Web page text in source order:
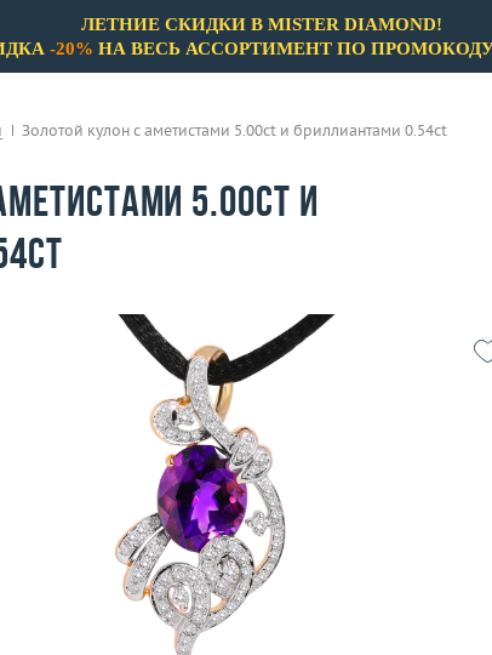
ЛЕТНИЕ СКИДКИ В MISTER DIAMOND!
-20% НА ВЕСЬ АССОРТИМЕНТ ПО
Золотой кулон с аметистами 5.00ct и бриллиантами 0.54ct
5.00ct и